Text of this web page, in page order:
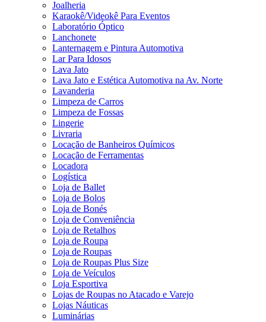
Joalheria
Karaokê/Videokê Para Eventos
Laboratório Óptico
Lanchonete
Lanternagem e Pintura Automotiva
Lar Para Idosos
Lava Jato
Lava Jato e Estética Automotiva na Av. Norte
Lavanderia
Limpeza de Carros
Limpeza de Fossas
Lingerie
Livraria
Locação de Banheiros Químicos
Locação de Ferramentas
Locadora
Logística
Loja de Ballet
Loja de Bolos
Loja de Bonés
Loja de Conveniência
Loja de Retalhos
Loja de Roupa
Loja de Roupas
Loja de Roupas Plus Size
Loja de Veículos
Loja Esportiva
Lojas de Roupas no Atacado e Varejo
Lojas Náuticas
Luminárias